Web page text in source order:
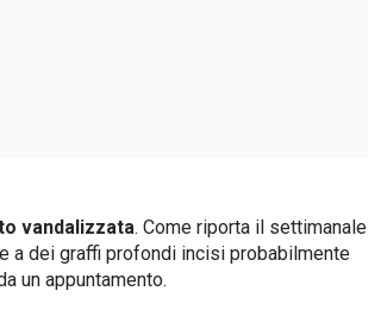
vandalizzata. Come riporta il settimanale
a dei graffi profondi incisi probabilmente
un appuntamento.